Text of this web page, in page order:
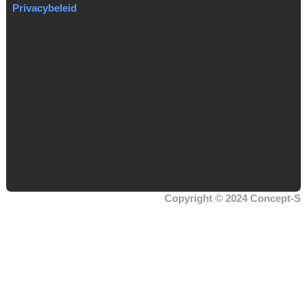
Privacybeleid
Copyright © 2024 Concept-S